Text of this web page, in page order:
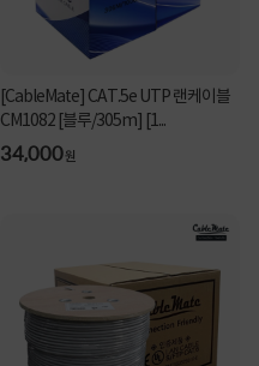
[CableMate] CAT.5e UTP 랜케이블
CM1082 [블루/305m] [1...
34,000원